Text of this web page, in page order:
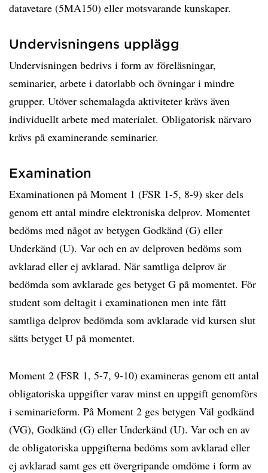
datavetare (5MA150) eller motsvarande kunskaper.
Undervisningens upplägg
Undervisningen bedrivs i form av föreläsningar,
seminarier, arbete i datorlabb och övningar i mindre
grupper. Utöver schemalagda aktiviteter krävs även
individuellt arbete med materialet. Obligatorisk närvaro
krävs på examinerande seminarier.
Examination
Examinationen på Moment 1 (FSR 1-5, 8-9) sker dels
genom ett antal mindre elektroniska delprov. Momentet
bedöms med något av betygen Godkänd (G) eller
Underkänd (U). Var och en av delproven bedöms som
avklarad eller ej avklarad. När samtliga delprov är
bedömda som avklarade ges betyget G på momentet. För
student som deltagit i examinationen men inte fått
samtliga delprov bedömda som avklarade vid kursen slut
sätts betyget U på momentet.
Moment 2 (FSR 1, 5-7, 9-10) examineras genom ett antal
obligatoriska uppgifter varav minst en uppgift genomförs
i seminarieform. På Moment 2 ges betygen Väl godkänd
(VG), Godkänd (G) eller Underkänd (U). Var och en av
de obligatoriska uppgifterna bedöms som avklarad eller
ej avklarad samt ges ett övergripande omdöme i form av